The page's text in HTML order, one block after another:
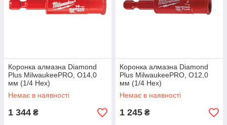
Коронка алмазна Diamond
Plus MilwaukeePRO, O14,0
мм (1/4 Hex)
Немає в наявності
1 344 ₴
Коронка алмазна Diamond
Plus MilwaukeePRO, O12,0
мм (1/4 Hex)
Немає в наявності
1 245 ₴